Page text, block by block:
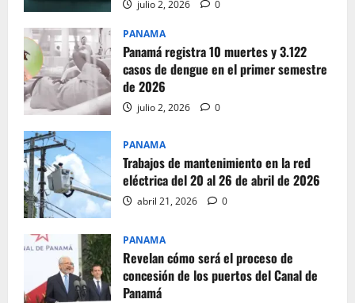
julio 2, 2026 0
PANAMA
Panamá registra 10 muertes y 3.122
casos de dengue en el primer semestre
de 2026
julio 2, 2026 0
PANAMA
Trabajos de mantenimiento en la red
eléctrica del 20 al 26 de abril de 2026
abril 21, 2026 0
PANAMA
Revelan cómo será el proceso de
concesión de los puertos del Canal de
Panamá